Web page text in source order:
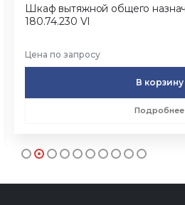
Шкаф вытяжной общего
180.74.230 VI
Цена по запросу
В корзину
Подробнее